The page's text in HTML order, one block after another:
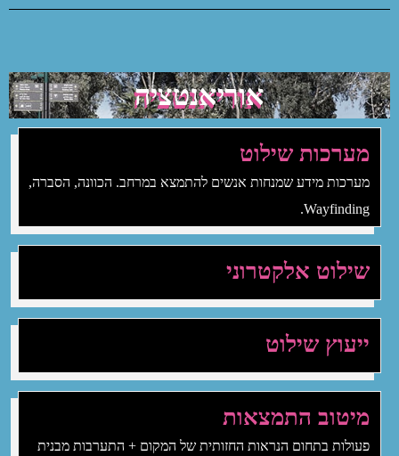
אוריאנטציה
מערכות שילוט
מערכות מידע שמנחות אנשים להתמצא במרחב. הכוונה, הסברה,
Wayfinding.
שילוט אלקטרוני
ייעוץ שילוט
מיטוב התמצאות
פעולות בתחום הנראות החזותית של המקום + התערבות מבנית